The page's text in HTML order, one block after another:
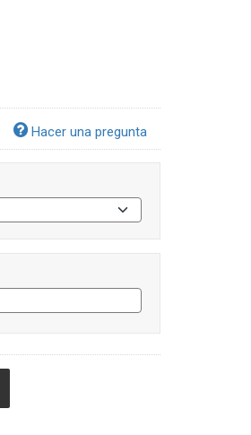
Hacer una pregunta